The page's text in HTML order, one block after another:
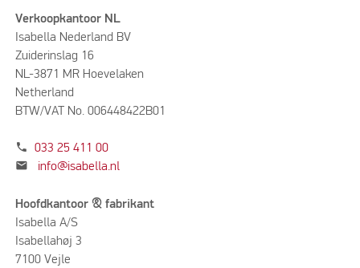
Verkoopkantoor NL
Isabella Nederland BV
Zuiderinslag 16
NL-3871 MR Hoevelaken
Netherland
BTW/VAT No. 006448422B01
phone 033 25 411 00
mail info@isabella.nl
Hoofdkantoor & fabrikant
Isabella A/S
Isabellahøj 3
7100 Vejle